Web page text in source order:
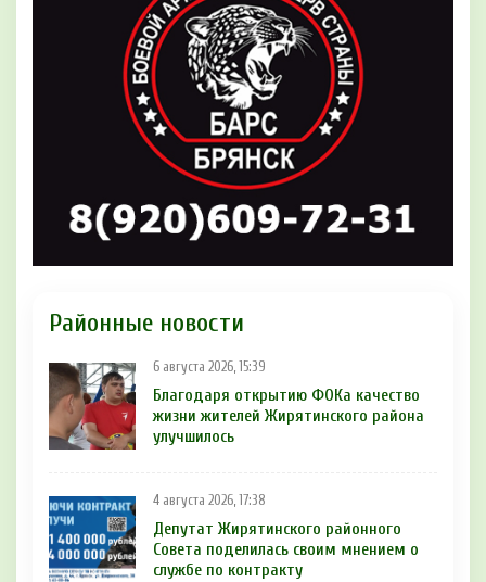
Районные новости
6 августа 2026, 15:39
Благодаря открытию ФОКа качество
жизни жителей Жирятинского района
улучшилось
4 августа 2026, 17:38
Депутат Жирятинского районного
Совета поделилась своим мнением о
службе по контракту